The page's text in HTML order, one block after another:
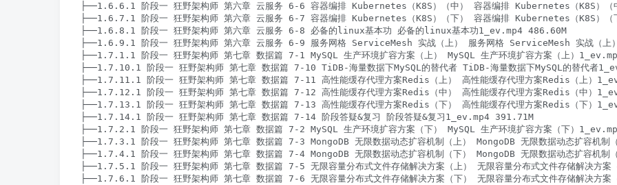
├──1.6.6.1 阶段一 狂野架构师 第六章 云服务 6-6 容器编排 Kubernetes（K8S）（中） 容器编排 Kubernetes（K8S）（
├──1.6.7.1 阶段一 狂野架构师 第六章 云服务 6-7 容器编排 Kubernetes（K8S）（下） 容器编排 Kubernetes（K8S）（
├──1.6.8.1 阶段一 狂野架构师 第六章 云服务 6-8 必备的linux基本功 必备的linux基本功1_ev.mp4 486.60M
├──1.6.9.1 阶段一 狂野架构师 第六章 云服务 6-9 服务网格 ServiceMesh 实战（上） 服务网格 ServiceMesh 实战（上
├──1.7.1.1 阶段一 狂野架构师 第七章 数据篇 7-1 MySQL 生产环境扩容方案（上） MySQL 生产环境扩容方案（上）
├──1.7.10.1 阶段一 狂野架构师 第七章 数据篇 7-10 TiDB-海量数据下MySQL的替代者 TiDB-海量数据下MySQL的替代者
├──1.7.11.1 阶段一 狂野架构师 第七章 数据篇 7-11 高性能缓存代理方案Redis（上） 高性能缓存代理方案Redis（上）
├──1.7.12.1 阶段一 狂野架构师 第七章 数据篇 7-12 高性能缓存代理方案Redis（中） 高性能缓存代理方案Redis（中）
├──1.7.13.1 阶段一 狂野架构师 第七章 数据篇 7-13 高性能缓存代理方案Redis（下） 高性能缓存代理方案Redis（下）
├──1.7.14.1 阶段一 狂野架构师 第七章 数据篇 7-14 阶段答疑&复习 阶段答疑&复习1_ev.mp4 391.71M
├──1.7.2.1 阶段一 狂野架构师 第七章 数据篇 7-2 MySQL 生产环境扩容方案（下） MySQL 生产环境扩容方案（下）
├──1.7.3.1 阶段一 狂野架构师 第七章 数据篇 7-3 MongoDB 无限数据动态扩容机制（上） MongoDB 无限数据动态扩容机制
├──1.7.4.1 阶段一 狂野架构师 第七章 数据篇 7-4 MongoDB 无限数据动态扩容机制（下） MongoDB 无限数据动态扩容机制
├──1.7.5.1 阶段一 狂野架构师 第七章 数据篇 7-5 无限容量分布式文件存储解决方案（上） 无限容量分布式文件存储解决方案
├──1.7.6.1 阶段一 狂野架构师 第七章 数据篇 7-6 无限容量分布式文件存储解决方案（下） 无限容量分布式文件存储解决方案